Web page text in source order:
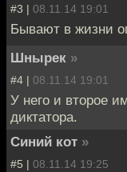
#3 | 08.11.14 19:01
Бывают в жизни
Шнырек »
#4 | 08.11.14 19:01
У него и второе
диктатора.
Синий кот »
#5 | 08.11.14 19:25